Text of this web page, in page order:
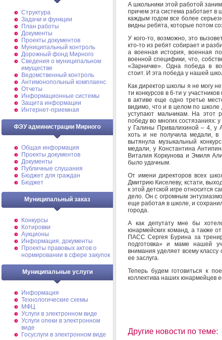
Структура
Задачи и функции
План работы
Документы
Проекты документов
Муниципальный контроль
Дорожный фонд Мирного
Cведения о муниципальном
имуществе
Ведомственный контроль
Антимонопольный комплаенс
Отчеты
Информационные системы
Защита информации
Интернет-приемная
ФЭУ администрации Мирного
Общая информация
Проекты документов
Документы
Публичные слушания
Бюджет для граждан
Бюджет
Муниципальный заказ
Конкурсы
Котировки
Аукционы
Информация, документы
Проекты правовых актов о
нормировании в сфере закупок
Муниципальные услуги
Информация
Технологические схемы
МФЦ
Услуги в электронном виде
Услуги опеки в электронном
виде
Госуслуги в электронном виде
А школьники этой работой
причем эта система работает в
каждым годом все более
видны ребята, которые потом
У кого-то, возможно, это
кто-то из ребят собирает и
а военная история, военная
военной специфики, что,
«Зарничке». Одна победа в
стоит. И эта победа у нашей
Как директор школы я не могу
ти конкурсов в 6-ти у
в активе еще одно третье
видимо, что и в целом по школе
уступают мальчикам. На этот
победу во многих
у Галины Привалихиной – 4, у
хоть и не получила медали, в
вытянула музыкальный
медали, у Константина
Виталия Коркунова и Эмиля
было удачным.
От имени директоров всех
Дмитрию Киселеву, кстати,
к этой детской игре относится
дело. Он с огромным
еще работая в школе, и
города.
А как депутату мне бы
юнармейских команд, а также
ПАСС Сергея Бурина за
подготовка» и маме нашей
внимания уделяет всему
ее заслуга.
Теперь будем готовиться к
коллектива наших юнармейцев
Другие новости по теме: